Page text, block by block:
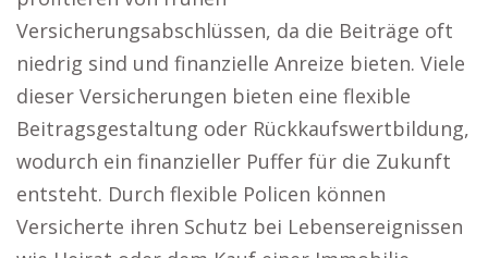
Versicherungsabschlüssen, da die Beiträge oft
niedrig sind und finanzielle Anreize bieten. Viele
dieser Versicherungen bieten eine flexible
Beitragsgestaltung oder Rückkaufswertbildung,
wodurch ein finanzieller Puffer für die Zukunft
entsteht. Durch flexible Policen können
Versicherte ihren Schutz bei Lebensereignissen